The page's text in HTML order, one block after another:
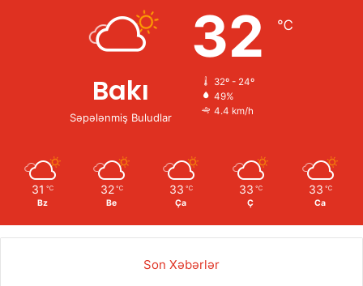
Bakı
Səpələnmiş Buludlar
32 ℃
32º - 24º
49%
4.4 km/h
31 ℃
Bz
32 ℃
Be
33 ℃
Ça
33 ℃
Ç
33 ℃
Ca
Son Xəbərlər